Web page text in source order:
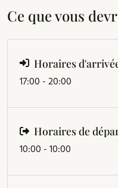
Ce que vous
Horaires
17:00 - 20:00
Horaires de
10:00 - 10:00